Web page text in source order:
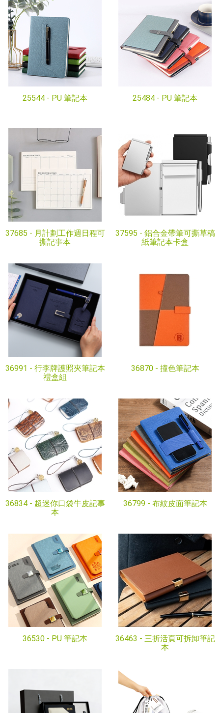
25544 - PU 筆記本 25484 - PU 筆記本
37685 - 月計劃工作週日程可
撕記事本
37595 - 鋁合金帶筆可撕草稿
紙筆記本卡盒
36991 - 行李牌護照夾筆記本
禮盒組
36870 - 撞色筆記本
36834 - 超迷你口袋牛皮記事
本
36799 - 布紋皮面筆記本
36530 - PU 筆記本 36463 - 三折活頁可拆卸筆記
本